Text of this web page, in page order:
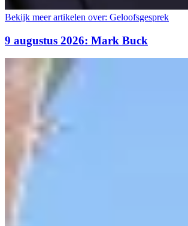
Bekijk meer artikelen over: Geloofsgesprek
9 augustus 2026: Mark Buck